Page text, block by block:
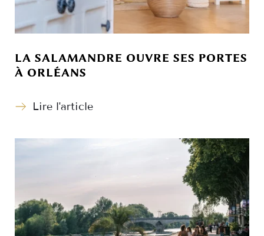
LA SALAMANDRE OUVRE SES PORTES
À ORLÉANS
Lire l'article